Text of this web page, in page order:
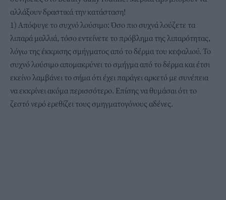
αλλάξουν δραστικά την κατάσταση!
1) Απόφυγε το συχνό λούσιμο: Όσο πιο συχνά λούζετε τα
λιπαρά μαλλιά, τόσο εντείνετε το πρόβλημα της λιπαρότητας,
λόγω της έκκρισης σμήγματος από το δέρμα του κεφαλιού. Το
συχνό λούσιμο απομακρύνει το σμήγμα από το δέρμα και έτσι
εκείνο λαμβάνει το σήμα ότι έχει παράγει αρκετό με συνέπεια
να εκκρίνει ακόμα περισσότερο. Επίσης να θυμάσαι ότι το
ζεστό νερό ερεθίζει τους σμηγματογόνους αδένες.